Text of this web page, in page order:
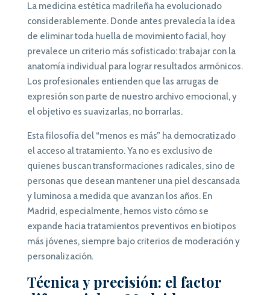
La medicina estética madrileña ha evolucionado
considerablemente. Donde antes prevalecía la idea
de eliminar toda huella de movimiento facial, hoy
prevalece un criterio más sofisticado: trabajar con la
anatomía individual para lograr resultados armónicos.
Los profesionales entienden que las arrugas de
expresión son parte de nuestro archivo emocional, y
el objetivo es suavizarlas, no borrarlas.
Esta filosofía del “menos es más” ha democratizado
el acceso al tratamiento. Ya no es exclusivo de
quienes buscan transformaciones radicales, sino de
personas que desean mantener una piel descansada
y luminosa a medida que avanzan los años. En
Madrid, especialmente, hemos visto cómo se
expande hacia tratamientos preventivos en biotipos
más jóvenes, siempre bajo criterios de moderación y
personalización.
Técnica y precisión: el factor